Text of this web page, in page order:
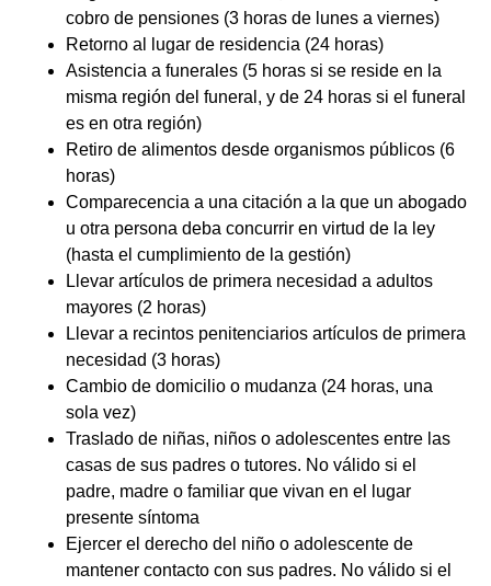
cobro de pensiones (3 horas de lunes a viernes)
Retorno al lugar de residencia (24 horas)
Asistencia a funerales (5 horas si se reside en la
misma región del funeral, y de 24 horas si el funeral
es en otra región)
Retiro de alimentos desde organismos públicos (6
horas)
Comparecencia a una citación a la que un abogado
u otra persona deba concurrir en virtud de la ley
(hasta el cumplimiento de la gestión)
Llevar artículos de primera necesidad a adultos
mayores (2 horas)
Llevar a recintos penitenciarios artículos de primera
necesidad (3 horas)
Cambio de domicilio o mudanza (24 horas, una
sola vez)
Traslado de niñas, niños o adolescentes entre las
casas de sus padres o tutores. No válido si el
padre, madre o familiar que vivan en el lugar
presente síntoma
Ejercer el derecho del niño o adolescente de
mantener contacto con sus padres. No válido si el